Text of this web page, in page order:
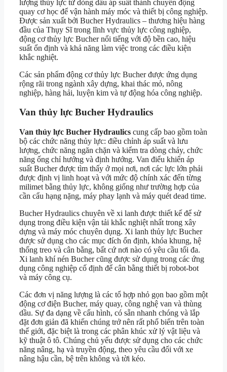
lượng thủy lực từ dòng dầu áp suất thành chuyển động
quay cơ học để vận hành máy móc và thiết bị công nghiệp.
Được sản xuất bởi Bucher Hydraulics – thương hiệu hàng
đầu của Thụy Sĩ trong lĩnh vực thủy lực công nghiệp,
động cơ thủy lực Bucher nổi tiếng với độ bền cao, hiệu
suất ổn định và khả năng làm việc trong các điều kiện
khắc nghiệt.
Các sản phẩm động cơ thủy lực Bucher được ứng dụng
rộng rãi trong ngành xây dựng, khai thác mỏ, nông
nghiệp, hàng hải, luyện kim và tự động hóa công nghiệp.
Van thủy lực Bucher Hydraulics
Van thủy lực Bucher Hydraulics cung cấp bao gồm toàn
bộ các chức năng thủy lực: điều chỉnh áp suất và lưu
lượng, chức năng ngăn chặn và kiểm tra dòng chảy, chức
năng ống chỉ hướng và định hướng. Van điểu khiển áp
suất Bucher được tìm thấy ở mọi nơi, nơi các lực lớn phải
được định vị linh hoạt và với mức độ chính xác đến từng
milimet bằng thủy lực, không giống như trường hợp của
cần cẩu hạng nặng, máy phay lạnh và máy quét dead time.
Bucher Hydraulics chuyên về xi lanh được thiết kế để sử
dụng trong điều kiện vận tải khắc nghiệt nhất trong xây
dựng và máy móc chuyên dụng. Xi lanh thủy lực Bucher
được sử dụng cho các mục đích ổn định, khóa khung, hệ
thống treo và cân bằng, bất cứ nơi nào có yêu cầu tối đa.
Xi lanh khí nén Bucher cũng được sử dụng trong các ứng
dụng công nghiệp cố định để cân bằng thiết bị robot-bot
và máy công cụ.
Các đơn vị năng lượng là các tổ hợp nhỏ gọn bao gồm một
động cơ điện Bucher, máy quay, công nghệ van và thùng
dầu. Sự đa dạng về cấu hình, có sẵn nhanh chóng và lắp
đặt đơn giản đã khiến chúng trở nên rất phổ biến trên toàn
thế giới, đặc biệt là trong các phân khúc xử lý vật liệu và
kỹ thuật ô tô. Chúng chủ yếu được sử dụng cho các chức
năng nâng, hạ và truyền động, theo yêu cầu đối với xe
nâng hậu cần, bệ trên không và tời kéo.